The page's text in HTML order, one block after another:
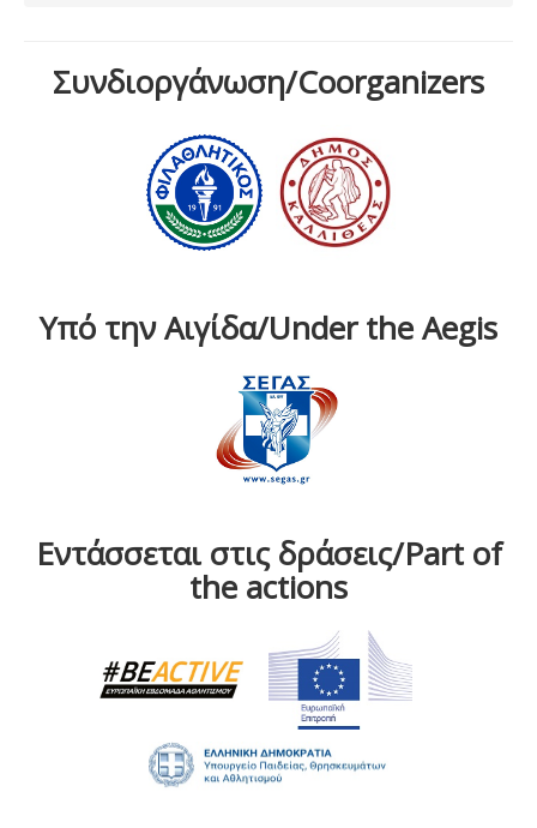
Συνδιοργάνωση/Coorganizers
Υπό την Αιγίδα/Under the Aegis
Εντάσσεται στις δράσεις/Part of
the actions